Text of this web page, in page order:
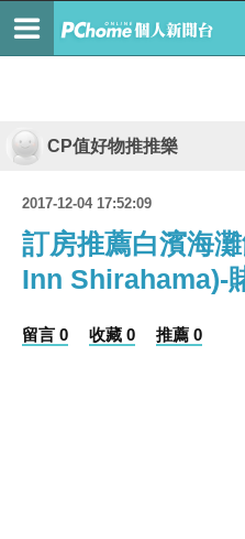
CP值好物推推樂
2017-12-04 17:52:09
訂房推薦白濱海
Inn Shirahama)-
留言 0 收藏 0 推薦 0